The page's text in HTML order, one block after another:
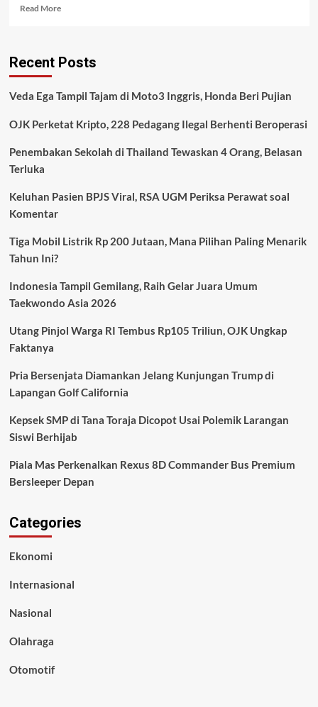
Read MoreRead
Guncang
Montreal,
Tewas
Pelaku
Recent Posts
Veda Ega Tampil Tajam di Moto3 Inggris, Honda Beri Pujian
OJK Perketat Kripto, 228 Pedagang Ilegal Berhenti Beroperasi
Penembakan Sekolah di Thailand Tewaskan 4 Orang, Belasan
Terluka
Keluhan Pasien BPJS Viral, RSA UGM Periksa Perawat soal
Komentar
Tiga Mobil Listrik Rp 200 Jutaan, Mana Pilihan Paling Menarik
Tahun Ini?
Indonesia Tampil Gemilang, Raih Gelar Juara Umum
Taekwondo Asia 2026
Utang Pinjol Warga RI Tembus Rp105 Triliun, OJK Ungkap
Faktanya
Pria Bersenjata Diamankan Jelang Kunjungan Trump di
Lapangan Golf California
Kepsek SMP di Tana Toraja Dicopot Usai Polemik Larangan
Siswi Berhijab
Piala Mas Perkenalkan Rexus 8D Commander Bus Premium
Bersleeper Depan
Categories
Ekonomi
Internasional
Nasional
Olahraga
Otomotif